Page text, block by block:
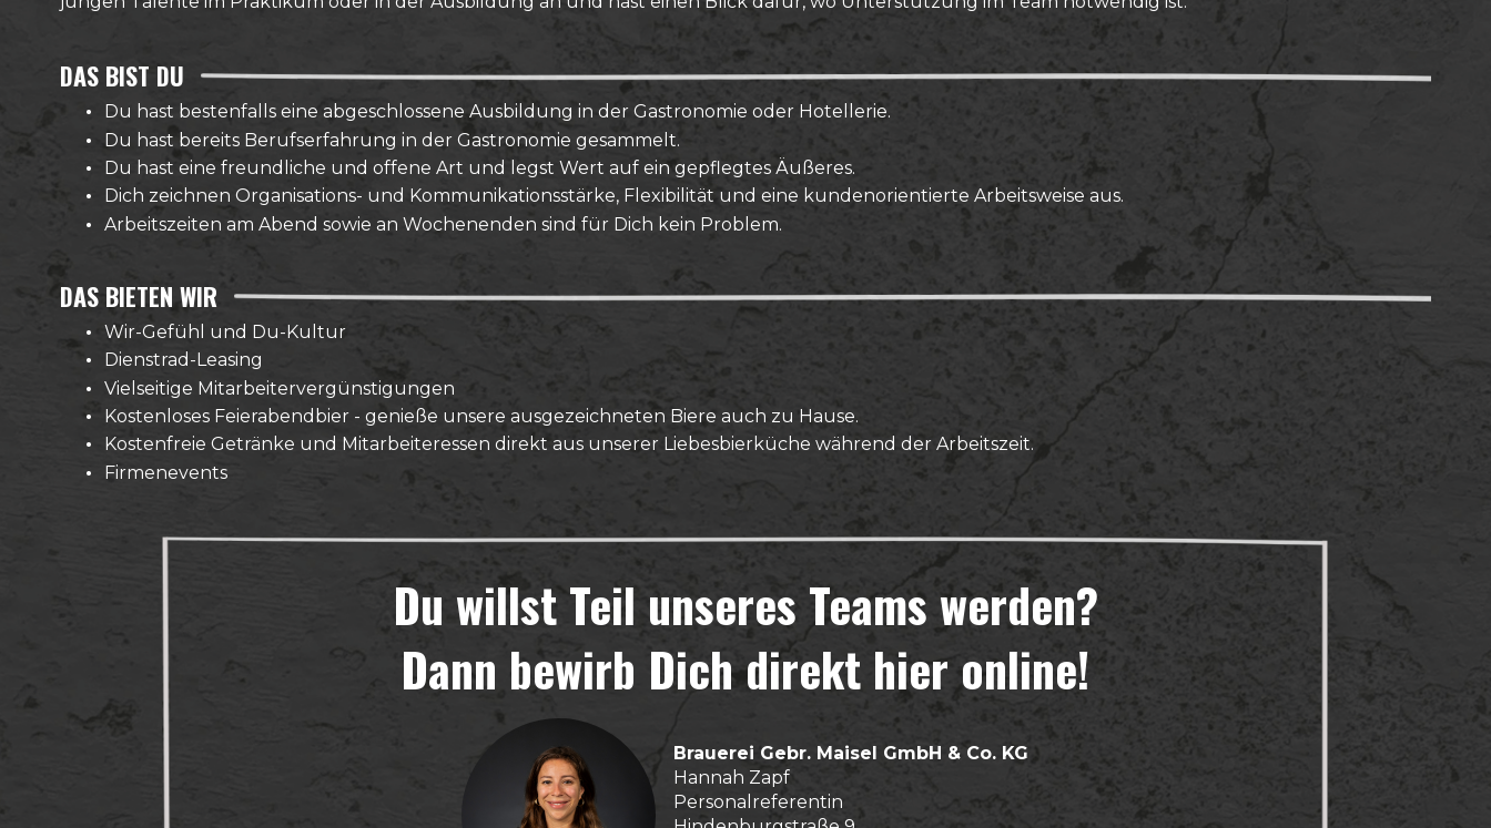
DAS BIST DU
Du hast bestenfalls eine abgeschlossene Ausbildung in der Gastronomie oder Hotellerie.
Du hast bereits Berufserfahrung in der Gastronomie gesammelt.
Du hast eine freundliche und offene Art und legst Wert auf ein gepflegtes Äußeres.
Dich zeichnen Organisations- und Kommunikationsstärke, Flexibilität und eine kundenorientierte Arbeitsweise aus.
Arbeitszeiten am Abend sowie an Wochenenden sind für Dich kein Problem.
DAS BIETEN WIR
Wir-Gefühl und Du-Kultur
Dienstrad-Leasing
Vielseitige Mitarbeitervergünstigungen
Kostenloses Feierabendbier - genieße unsere ausgezeichneten Biere auch zu Hause.
Kostenfreie Getränke und Mitarbeiteressen direkt aus unserer Liebesbierküche während der Arbeitszeit.
Firmenevents
Du willst Teil unseres Teams werden?
Dann bewirb Dich direkt hier online!
Brauerei Gebr. Maisel GmbH & Co. KG
Hannah Zapf
Personalreferentin